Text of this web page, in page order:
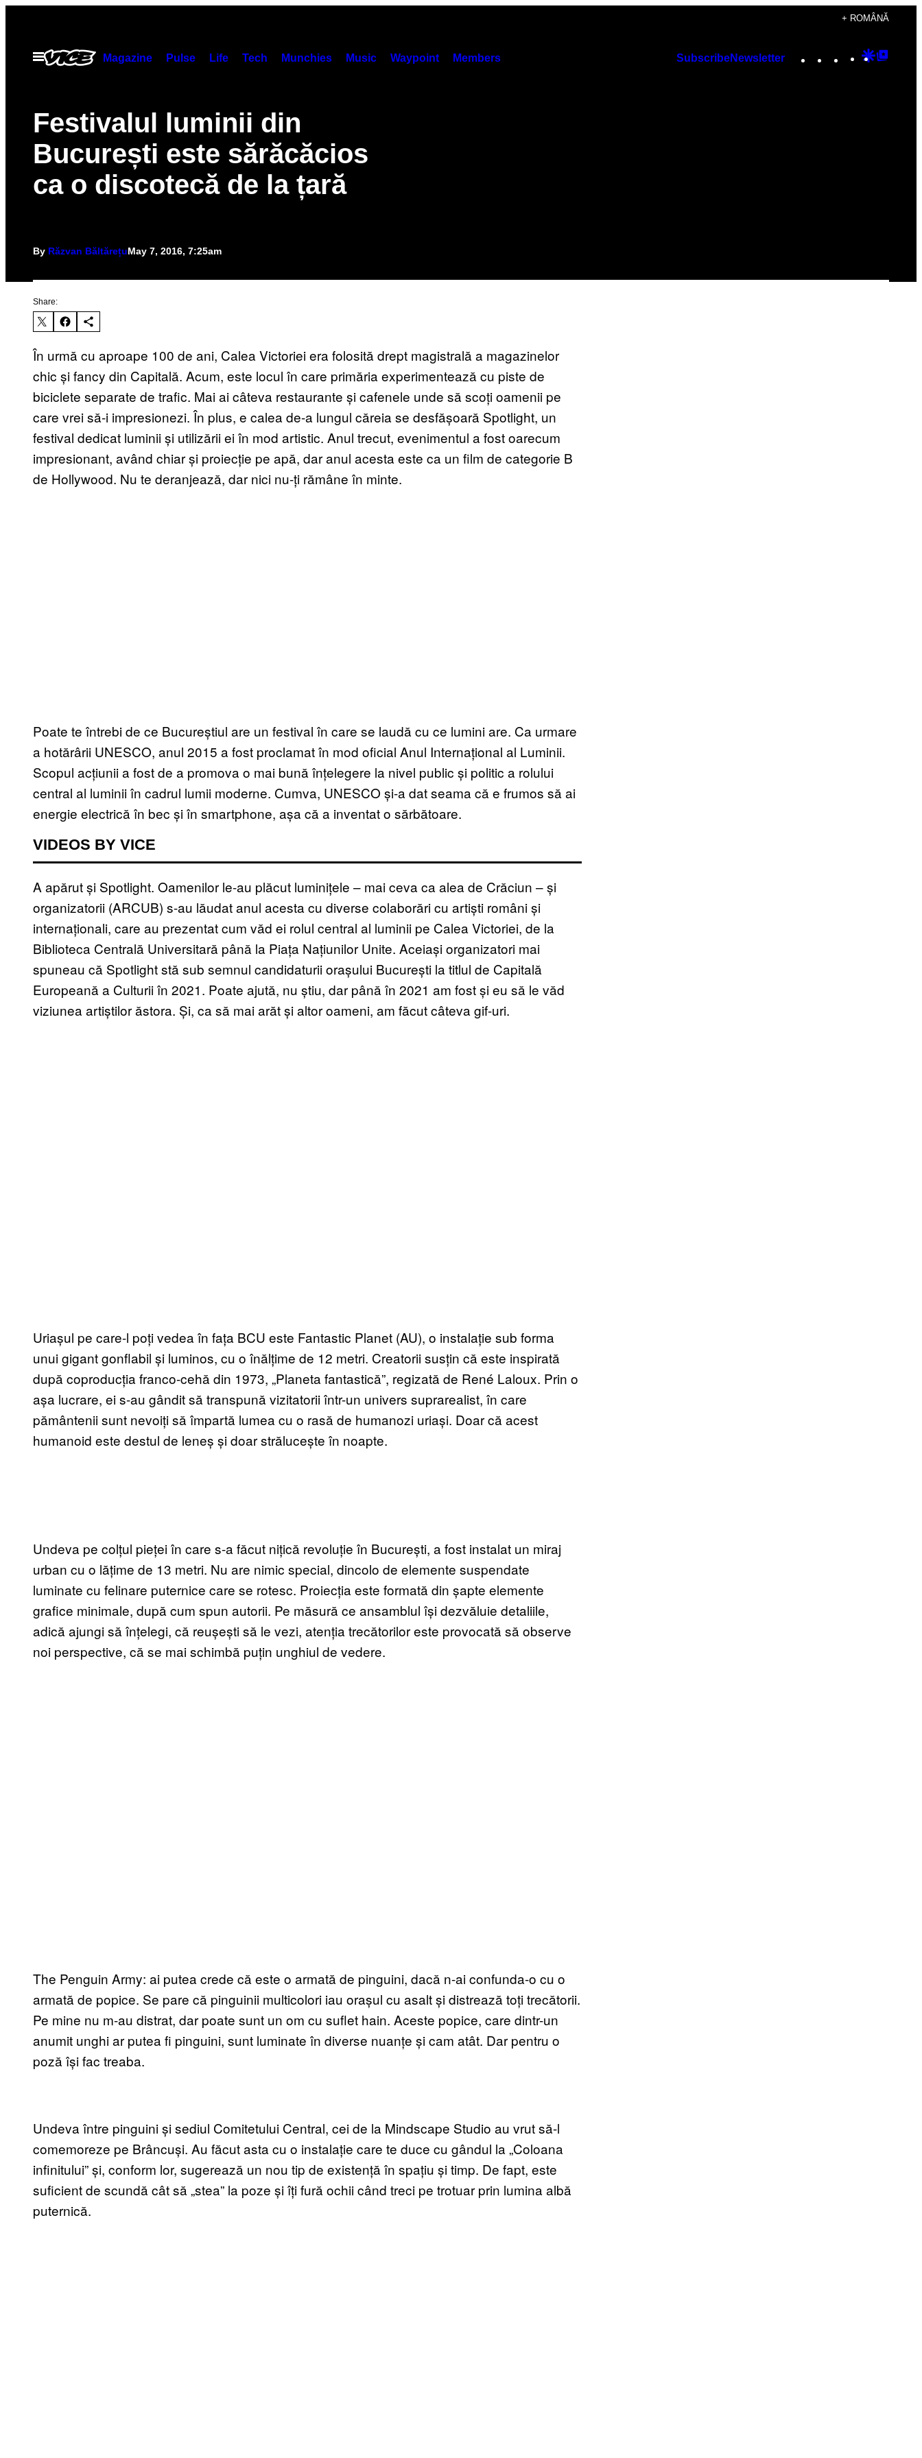
content
+ ROMÂNĂ
Open
Menu
Magazine Pulse Life Tech Munchies Music Waypoint Members SubscribeNewsletter Instagram
TikTok
YouTube
Google
Festivalul luminii din
București este sărăcăcios
ca o discotecă de la țară
By Răzvan BăltărețuMay 7, 2016, 7:25am
Share:
În urmă cu aproape 100 de ani, Calea Victoriei era folosită drept magistrală a magazinelor
chic și fancy din Capitală. Acum, este locul în care primăria experimentează cu piste de
biciclete separate de trafic. Mai ai câteva restaurante și cafenele unde să scoți oamenii pe
care vrei să-i impresionezi. În plus, e calea de-a lungul căreia se desfășoară Spotlight, un
festival dedicat luminii și utilizării ei în mod artistic. Anul trecut, evenimentul a fost oarecum
impresionant, având chiar și proiecție pe apă, dar anul acesta este ca un film de categorie B
de Hollywood. Nu te deranjează, dar nici nu-ți rămâne în minte.
Poate te întrebi de ce Bucureștiul are un festival în care se laudă cu ce lumini are. Ca urmare
a hotărârii UNESCO, anul 2015 a fost proclamat în mod oficial Anul Internațional al Luminii.
Scopul acțiunii a fost de a promova o mai bună înțelegere la nivel public și politic a rolului
central al luminii în cadrul lumii moderne. Cumva, UNESCO și-a dat seama că e frumos să ai
energie electrică în bec și în smartphone, așa că a inventat o sărbătoare.
VIDEOS BY VICE
A apărut și Spotlight. Oamenilor le-au plăcut luminițele – mai ceva ca alea de Crăciun – și
organizatorii (ARCUB) s-au lăudat anul acesta cu diverse colaborări cu artiști români și
internaționali, care au prezentat cum văd ei rolul central al luminii pe Calea Victoriei, de la
Biblioteca Centrală Universitară până la Piața Națiunilor Unite. Aceiași organizatori mai
spuneau că Spotlight stă sub semnul candidaturii orașului București la titlul de Capitală
Europeană a Culturii în 2021. Poate ajută, nu știu, dar până în 2021 am fost și eu să le văd
viziunea artiștilor ăstora. Și, ca să mai arăt și altor oameni, am făcut câteva gif-uri.
Uriașul pe care-l poți vedea în fața BCU este Fantastic Planet (AU), o instalație sub forma
unui gigant gonflabil și luminos, cu o înălțime de 12 metri. Creatorii susțin că este inspirată
după coproducția franco-cehă din 1973, „Planeta fantastică”, regizată de René Laloux. Prin o
așa lucrare, ei s-au gândit să transpună vizitatorii într-un univers suprarealist, în care
pământenii sunt nevoiți să împartă lumea cu o rasă de humanozi uriași. Doar că acest
humanoid este destul de leneș și doar strălucește în noapte.
Undeva pe colțul pieței în care s-a făcut nițică revoluție în București, a fost instalat un miraj
urban cu o lățime de 13 metri. Nu are nimic special, dincolo de elemente suspendate
luminate cu felinare puternice care se rotesc. Proiecția este formată din șapte elemente
grafice minimale, după cum spun autorii. Pe măsură ce ansamblul își dezvăluie detaliile,
adică ajungi să înțelegi, că reușești să le vezi, atenția trecătorilor este provocată să observe
noi perspective, că se mai schimbă puțin unghiul de vedere.
The Penguin Army: ai putea crede că este o armată de pinguini, dacă n-ai confunda-o cu o
armată de popice. Se pare că pinguinii multicolori iau orașul cu asalt și distrează toți trecătorii.
Pe mine nu m-au distrat, dar poate sunt un om cu suflet hain. Aceste popice, care dintr-un
anumit unghi ar putea fi pinguini, sunt luminate în diverse nuanțe și cam atât. Dar pentru o
poză își fac treaba.
Undeva între pinguini și sediul Comitetului Central, cei de la Mindscape Studio au vrut să-l
comemoreze pe Brâncuși. Au făcut asta cu o instalație care te duce cu gândul la „Coloana
infinitului” și, conform lor, sugerează un nou tip de existență în spațiu și timp. De fapt, este
suficient de scundă cât să „stea” la poze și îți fură ochii când treci pe trotuar prin lumina albă
puternică.